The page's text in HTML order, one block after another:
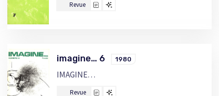
Revue
imagine… 6 1980
IMAGINE…
Revue